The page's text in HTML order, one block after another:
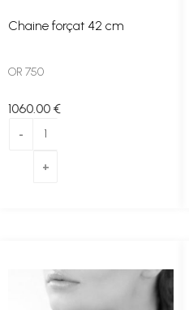
Chaine forçat 42 cm
OR 750
1060.00 €